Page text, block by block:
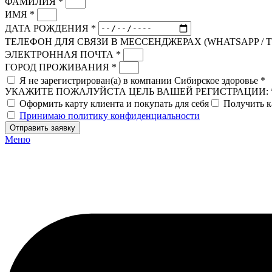
ИМЯ *
ДАТА РОЖДЕНИЯ *
ТЕЛЕФОН ДЛЯ СВЯЗИ В МЕССЕНДЖЕРАХ (WHATSAPP /
ЭЛЕКТРОННАЯ ПОЧТА *
ГОРОД ПРОЖИВАНИЯ *
Я не зарегистрирован(а) в компании Сибирское здоровье *
УКАЖИТЕ ПОЖАЛУЙСТА ЦЕЛЬ ВАШЕЙ РЕГИСТРАЦИИ:
Оформить карту клиента и покупать для себя
Получить
Принимаю политику конфиденциальности
Отправить заявку
Меню